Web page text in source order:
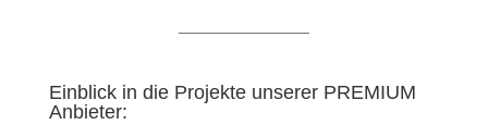
Einblick in die Projekte unserer PREMIUM
Anbieter: